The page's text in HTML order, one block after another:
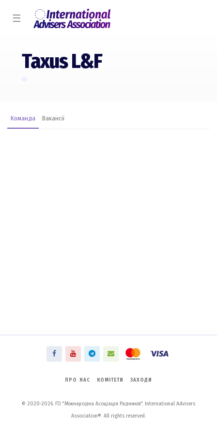
☰
Taxus L&F
Команда Вакансії
ПРО НАС КОМІТЕТИ ЗАХОДИ
© 2020-2026. ГО "Міжнародна Асоціація Радників". International Advisers
Association®. All rights reserved.